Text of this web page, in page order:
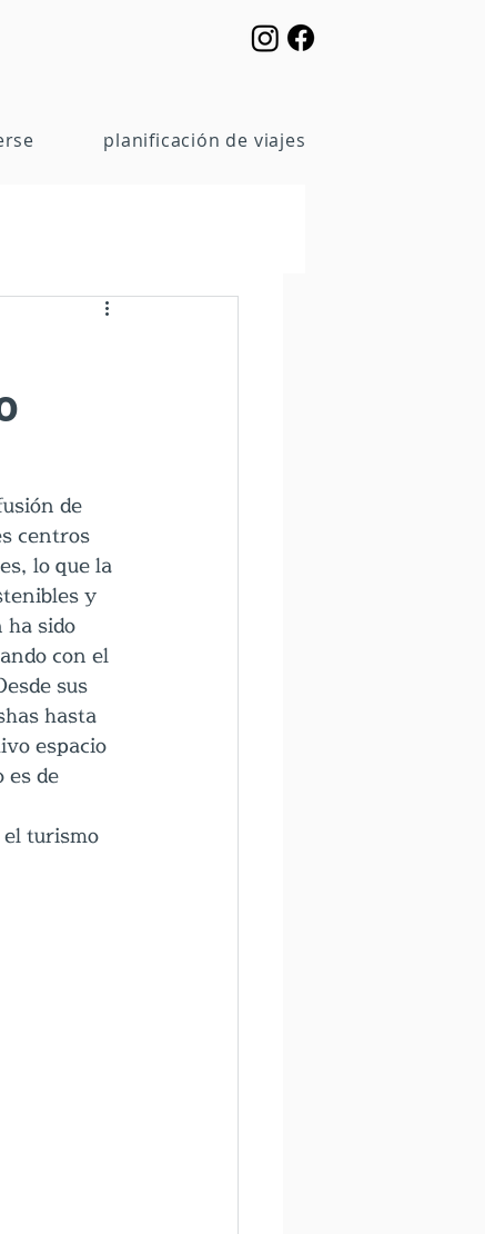
planificación de viajes
de
centros
lo que la
y
ha sido
con el
sus
hasta
espacio
es de
turismo